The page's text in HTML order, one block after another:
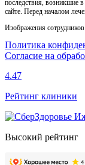
последствия, возникшие
сайте. Перед началом
Изображения
Политика
Согласие на
4.47
Рейтинг клиники
Высокий рейтинг